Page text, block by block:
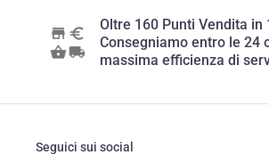
Oltre 160 Punti Vendita in
Consegniamo entro le 24
massima efficienza di
Seguici sui social